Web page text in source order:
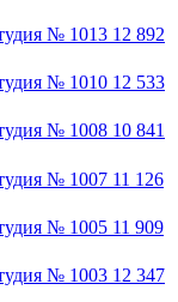
12 892
12 533
10 841
11 126
11 909
12 347